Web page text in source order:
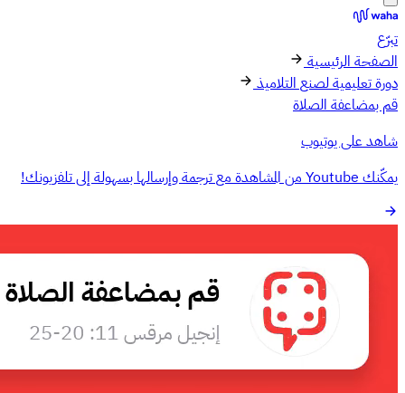
تبرّع
الصفحة الرئيسية
دورة تعليمية لصنع التلاميذ
قم بمضاعفة الصلاة
شاهد على يوتيوب
يمكّنك Youtube من المشاهدة مع ترجمة وإرسالها بسهولة إلى تلفزيونك!